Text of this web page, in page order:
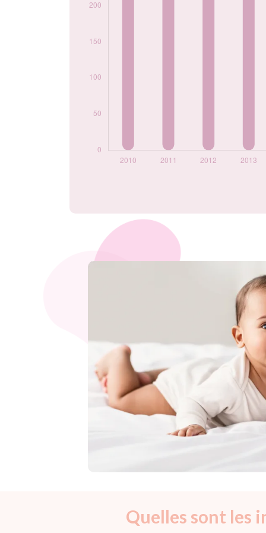
Popularité du
Quelles sont les